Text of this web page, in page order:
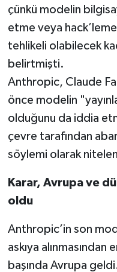
çünkü modelin
etme veya
tehlikeli olabilecek
belirtmişti.
Anthropic, Claude
önce modelin
olduğunu da iddia
çevre tarafından
söylemi olarak
Karar, Avrupa ve
oldu
Anthropic’in son
askıya
başında Avrupa